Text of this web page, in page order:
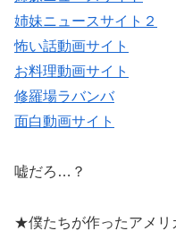
姉妹ニュースサイト２
怖い話動画サイト
お料理動画サイト
修羅場ラバンバ
面白動画サイト
嘘だろ…？
★僕たちが作ったアメリ